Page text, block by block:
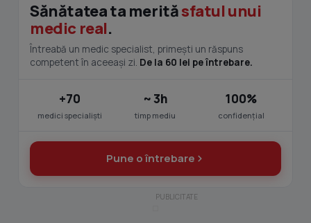
Sănătatea ta merităsfatul unui
medic real.
Întreabă un medic specialist, primești un răspuns
competent în aceeași zi. De la 60 lei pe întrebare.
+70
medici specialiști
~ 3h
timp mediu
100%
confidențial
Pune o întrebare